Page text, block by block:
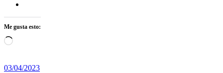
Me gusta esto:
Cargando...
03/04/2023